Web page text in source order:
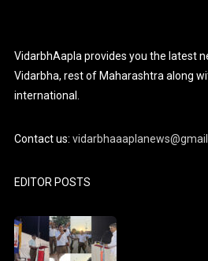
VidarbhAapla provides you the latest
Vidarbha, rest of Maharashtra along
international.
Contact us:
EDITOR POSTS